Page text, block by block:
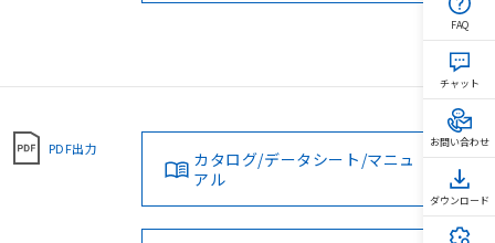
PDF出力
カタログ/データシート/マニュ
アル
FAQ
チャット
お問い合わせ
ダウンロード